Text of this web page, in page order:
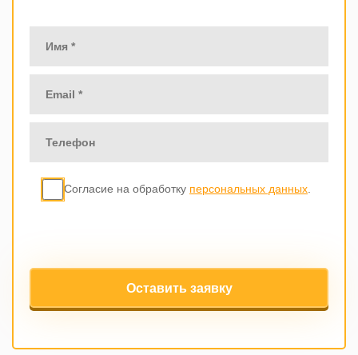
Согласие на обработку персональных данных.
Оставить заявку